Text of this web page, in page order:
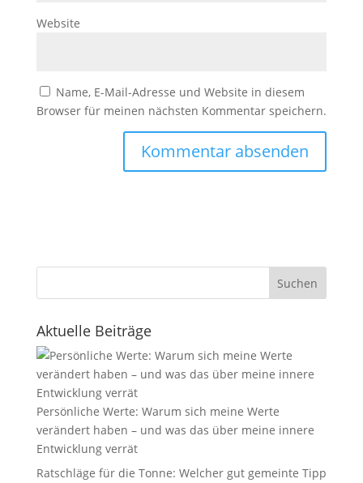
Website
Name, E-Mail-Adresse und Website in diesem
Browser für meinen nächsten Kommentar speichern.
Suchen
Aktuelle Beiträge
Persönliche Werte: Warum sich meine Werte
verändert haben – und was das über meine innere
Entwicklung verrät
Ratschläge für die Tonne: Welcher gut gemeinte Tipp